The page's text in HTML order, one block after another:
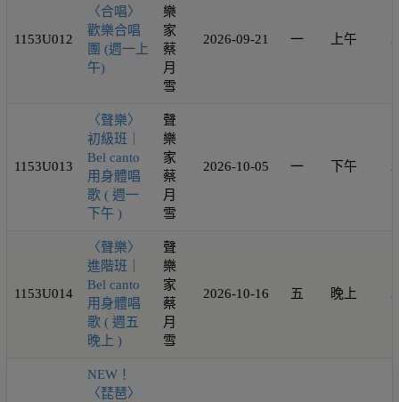
1153U012
〈合唱〉
歡樂合唱
團 (週一上
午)
樂
家
蔡
月
雪
2026-09-21 一 上午
1153U013
〈聲樂〉
初級班｜
Bel canto
用身體唱
歌 ( 週一
下午 )
聲
樂
家
蔡
月
雪
2026-10-05 一 下午
1153U014
〈聲樂〉
進階班｜
Bel canto
用身體唱
歌 ( 週五
晚上 )
聲
樂
家
蔡
月
雪
2026-10-16 五 晚上
NEW！
〈琵琶〉